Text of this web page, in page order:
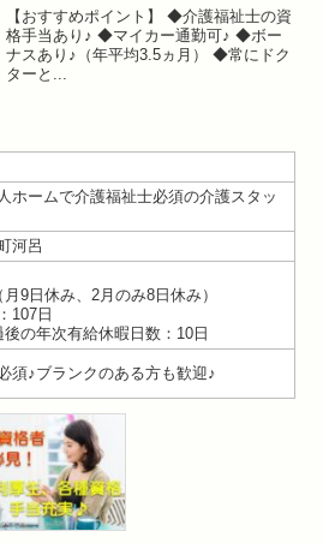
【おすすめポイント】 ◆介護福祉士の資
格手当あり♪ ◆マイカー通勤可♪ ◆ボー
ナスあり♪（年平均3.5ヵ月） ◆常にドク
ターと
ホームで介護福祉士必須の介護スタッ
河呂
月9日休み、2月のみ8日休み）
107日
後の年次有給休暇日数：10日
須♪ブランクのある方も歓迎♪